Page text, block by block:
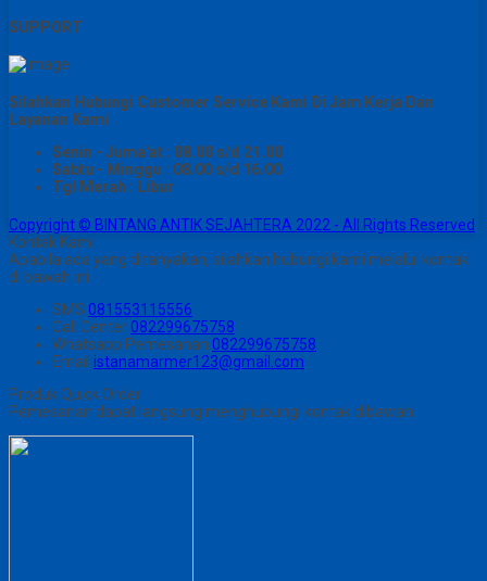
SUPPORT
Silahkan Hubungi Customer Service Kami Di Jam Kerja Dan
Layanan Kami
Senin - Juma'at : 08.00 s/d 21.00
Sabtu - Minggu : 08.00 s/d 16.00
Tgl Merah : Libur
Copyright © BINTANG ANTIK SEJAHTERA 2022 - All Rights Reserved
Kontak Kami
Apabila ada yang ditanyakan, silahkan hubungi kami melalui kontak
di bawah ini.
SMS 081553115556
Call Center 082299675758
Whatsapp Pemesanan 082299675758
Email istanamarmer123@gmail.com
Produk Quick Order
Pemesanan dapat langsung menghubungi kontak dibawah: